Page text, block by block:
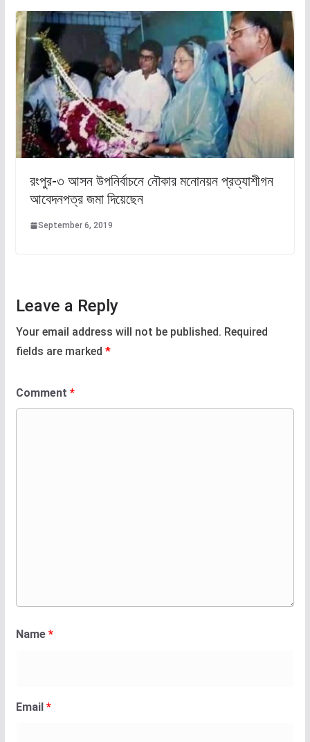
রংপুর-৩ আসন উপনির্বাচনে নৌকার মনোনয়ন প্রত্যাশীগন
আবেদনপত্র জমা দিয়েছেন
September 6, 2019
Leave a Reply
Your email address will not be published. Required
fields are marked *
Comment *
Name *
Email *